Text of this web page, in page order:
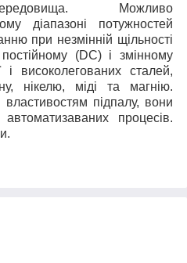
Можливо
діапазоні потужностей
при незмінній щільності
(DC) і змінному
і високолегованих сталей,
нікелю, міді та магнію.
підпалу, вони
процесів.